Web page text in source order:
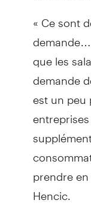
« Ce sont
demande…
que les
demande
est un
prendre
Hencic.